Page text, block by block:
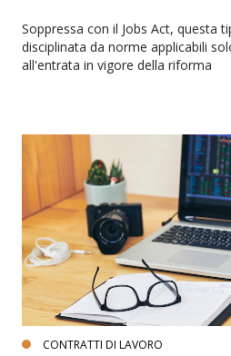
Soppressa con il Jobs Act, questa
disciplinata da norme applicabili
all'entrata in vigore della riforma
CONTRATTI DI LAVORO